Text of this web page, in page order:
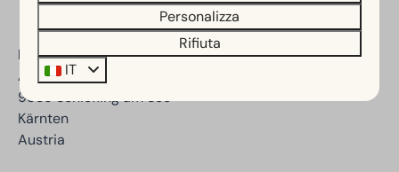
EuroParcs Wörthersee
Auenstraße 47a
9535 Schiefling am See
Kärnten
Austria
Personalizza
Rifiuta
IT